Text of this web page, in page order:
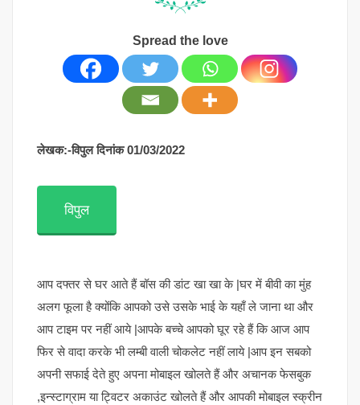
Spread the love
लेखक:-विपुल दिनांक 01/03/2022
विपुल
आप दफ्तर से घर आते हैं बॉस की डांट खा खा के |घर में बीवी का मुंह
अलग फूला है क्योंकि आपको उसे उसके भाई के यहाँ ले जाना था और
आप टाइम पर नहीं आये |आपके बच्चे आपको घूर रहे हैं कि आज आप
फिर से वादा करके भी लम्बी वाली चोकलेट नहीं लाये |आप इन सबको
अपनी सफाई देते हुए अपना मोबाइल खोलते हैं और अचानक फेसबुक
,इन्स्टाग्राम या ट्विटर अकाउंट खोलते हैं और आपकी मोबाइल स्क्रीन